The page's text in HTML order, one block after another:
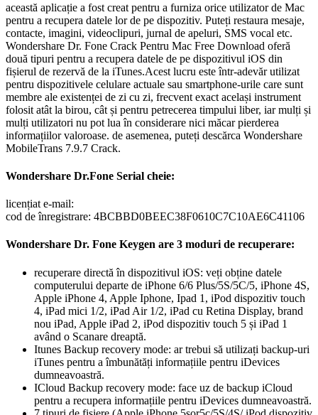
această aplicație a fost creat pentru a furniza orice utilizator de Mac
pentru a recupera datele lor de pe dispozitiv. Puteți restaura mesaje,
contacte, imagini, videoclipuri, jurnal de apeluri, SMS vocal etc.
Wondershare Dr. Fone Crack Pentru Mac Free Download oferă
două tipuri pentru a recupera datele de pe dispozitivul iOS din
fișierul de rezervă de la iTunes.Acest lucru este într-adevăr utilizat
pentru dispozitivele celulare actuale sau smartphone-urile care sunt
membre ale existenței de zi cu zi, frecvent exact același instrument
folosit atât la birou, cât și pentru petrecerea timpului liber, iar mulți și
mulți utilizatori nu pot lua în considerare nici măcar pierderea
informațiilor valoroase. de asemenea, puteți descărca Wondershare
MobileTrans 7.9.7 Crack.
Wondershare Dr.Fone Serial cheie:
licențiat e-mail:
cod de înregistrare: 4BCBBD0BEEC38F0610C7C10AE6C41106
Wondershare Dr. Fone Keygen are 3 moduri de recuperare:
recuperare directă în dispozitivul iOS: veți obține datele
computerului departe de iPhone 6/6 Plus/5S/5C/5, iPhone 4S,
Apple iPhone 4, Apple Iphone, Ipad 1, iPod dispozitiv touch
4, iPad mici 1/2, iPad Air 1/2, iPad cu Retina Display, brand
nou iPad, Apple iPad 2, iPod dispozitiv touch 5 și iPad 1
având o Scanare dreaptă.
Itunes Backup recovery mode: ar trebui să utilizați backup-uri
iTunes pentru a îmbunătăți informațiile pentru iDevices
dumneavoastră.
ICloud Backup recovery mode: face uz de backup iCloud
pentru a recupera informațiile pentru iDevices dumneavoastră.